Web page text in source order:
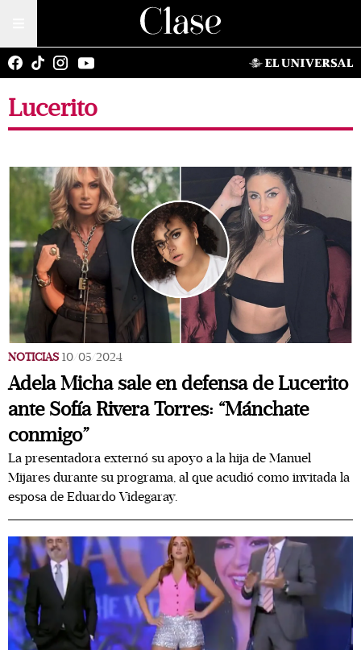
Lucerito
NOTICIAS 10/05/2024
Adela Micha sale en defensa de Lucerito
ante Sofía Rivera Torres: “Mánchate
conmigo”
La presentadora externó su apoyo a la hija de Manuel
Mijares durante su programa, al que acudió como invitada la
esposa de Eduardo Videgaray.